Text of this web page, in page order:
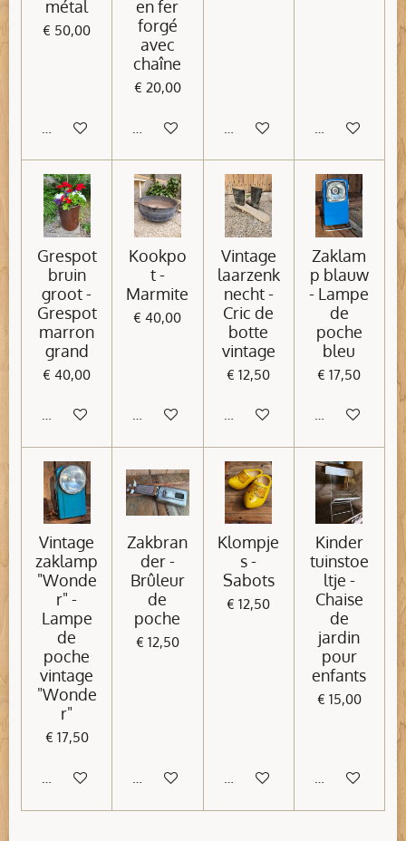
métal
€ 50,00
In winkelwagen
en fer
forgé
avec
chaîne
€ 20,00
In winkelwagen In winkelwagen In
Grespot
bruin
groot -
Grespot
marron
grand
€ 40,00
In winkelwagen
Kookpo
t -
Marmite
€ 40,00
In winkelwagen
Vintage
laarzenk
necht -
Cric de
botte
vintage
€ 12,50
In winkelwagen
Zaklam
p blauw
- Lampe
de
poche
bleu
€ 17,50
In
Vintage
zaklamp
"Wonde
r" -
Lampe
de
poche
vintage
"Wonde
r"
€ 17,50
In winkelwagen
Zakbran
der -
Brûleur
de
poche
€ 12,50
In winkelwagen
Klompje
s -
Sabots
€ 12,50
In winkelwagen
Kinder
tuinstoe
ltje -
Chaise
de
jardin
pour
enfants
€ 15,00
In